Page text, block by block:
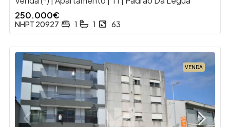
250.000€
NHPT 20927 1 1 63
VENDA